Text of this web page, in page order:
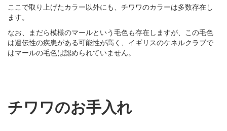
ここで取り上げたカラー以外にも、チワワのカラーは多数存在し
ます。
なお、まだら模様のマールという毛色も存在しますが、この毛色
は遺伝性の疾患がある可能性が高く、イギリスのケネルクラブで
はマールの毛色は認められていません。
チワワのお手入れ